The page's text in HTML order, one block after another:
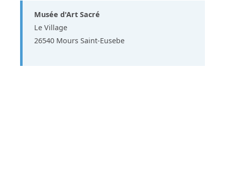
Musée d'Art Sacré
Le Village
26540 Mours Saint-Eusebe